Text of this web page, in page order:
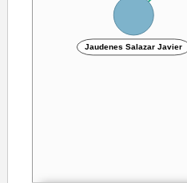
Jaudenes Salazar Javier